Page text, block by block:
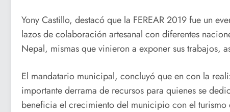
Yony Castillo, destacó que la FEREAR 2019 fue un
lazos de colaboración artesanal con diferentes
Nepal, mismas que vinieron a exponer sus trabajos,
El mandatario municipal, concluyó que en con la
importante derrama de recursos para quienes se
beneficia el crecimiento del municipio con el